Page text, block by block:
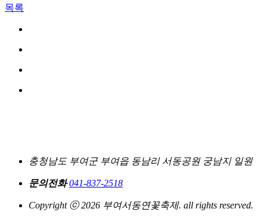
목록
충청남도 부여군 부여읍 동남리 서동공원 궁남지 일원
문의전화 041-837-2518
Copyright ⓒ 2026 부여서동연꽃축제. all rights reserved.